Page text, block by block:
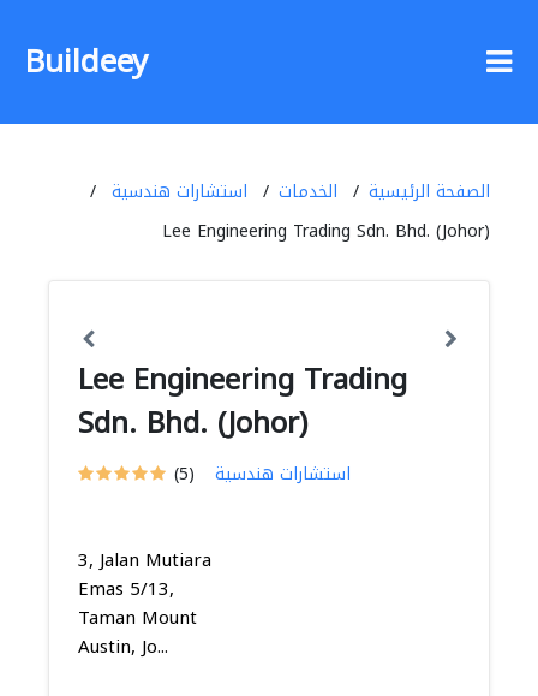
Buildeey
الصفحة الرئيسية الخدمات
استشارات هندسية
Lee Engineering Trading Sdn. Bhd. (Johor)
Lee Engineering Trading
Sdn. Bhd. (Johor)
(5) استشارات هندسية
3, Jalan Mutiara
Emas 5/13,
Taman Mount
Austin, Jo...